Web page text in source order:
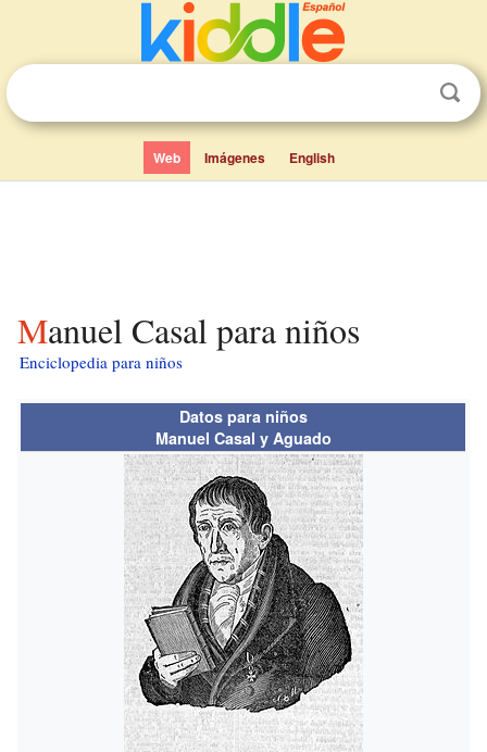
Web Imágenes English
Manuel Casal para niños
Enciclopedia para niños
Datos para niños
Manuel Casal y Aguado